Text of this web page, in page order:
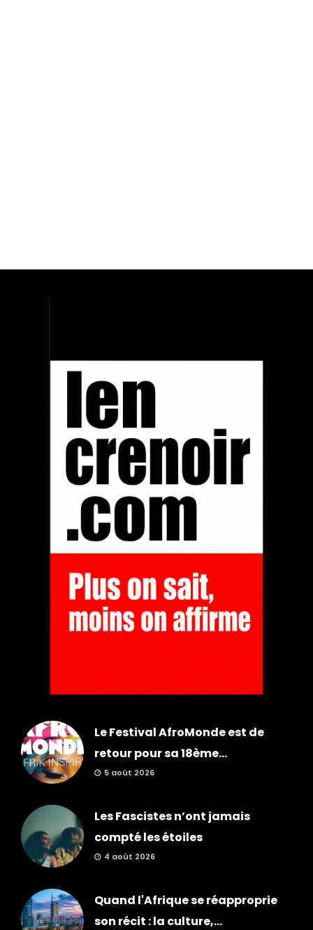
Le Festival AfroMonde est de
retour pour sa 18ème...
5 août 2026
Les Fascistes n’ont jamais
compté les étoiles
4 août 2026
Quand l'Afrique se réapproprie
son récit : la culture,...